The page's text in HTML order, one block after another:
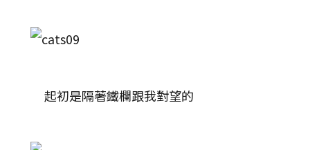
起初是隔著鐵欄跟我對望的